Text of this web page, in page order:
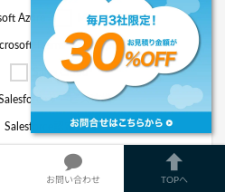
Azure Microsoft Clarity
Teams OpenAI
Sales Cloud
サービス連携
Salesforce認定資格
） Service Cloud Slack
Social Insight SocialDog
お問い合わせ TOPへ